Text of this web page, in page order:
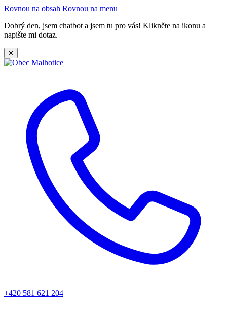
Rovnou na obsah Rovnou na menu
Dobrý den, jsem chatbot a jsem tu pro vás! Klikněte na ikonu a
napište mi dotaz.
✕
+420 581 621 204